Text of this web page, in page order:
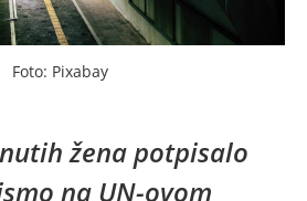
Foto: Pixabay
žena potpisalo
na UN-ovom